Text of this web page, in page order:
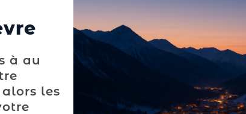
à au
les